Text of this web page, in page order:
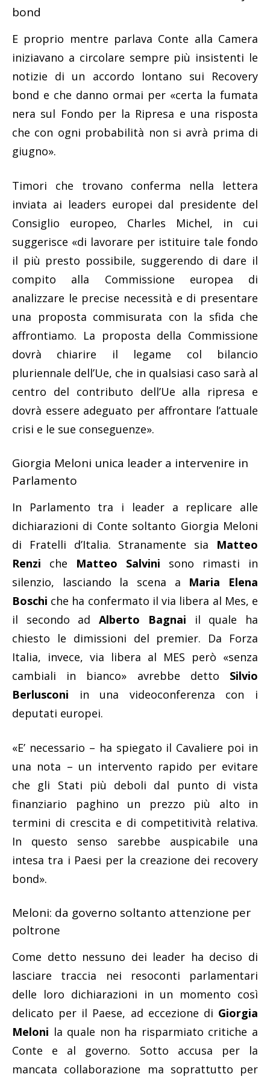
bond
E proprio mentre parlava Conte alla Camera
iniziavano a circolare sempre più insistenti le
notizie di un accordo lontano sui Recovery
bond e che danno ormai per «certa la fumata
nera sul Fondo per la Ripresa e una risposta
che con ogni probabilità non si avrà prima di
giugno».
Timori che trovano conferma nella lettera
inviata ai leaders europei dal presidente del
Consiglio europeo, Charles Michel, in cui
suggerisce «di lavorare per istituire tale fondo
il più presto possibile, suggerendo di dare il
compito alla Commissione europea di
analizzare le precise necessità e di presentare
una proposta commisurata con la sfida che
affrontiamo. La proposta della Commissione
dovrà chiarire il legame col bilancio
pluriennale dell’Ue, che in qualsiasi caso sarà al
centro del contributo dell’Ue alla ripresa e
dovrà essere adeguato per affrontare l’attuale
crisi e le sue conseguenze».
Giorgia Meloni unica leader a intervenire in
Parlamento
In Parlamento tra i leader a replicare alle
dichiarazioni di Conte soltanto Giorgia Meloni
di Fratelli d’Italia. Stranamente sia Matteo
Renzi che Matteo Salvini sono rimasti in
silenzio, lasciando la scena a Maria Elena
Boschi che ha confermato il via libera al Mes, e
il secondo adAlberto Bagnai il quale ha
chiesto le dimissioni del premier. Da Forza
Italia, invece, via libera al MES però «senza
cambiali in bianco» avrebbe detto Silvio
Berlusconi in una videoconferenza con i
deputati europei.
«E’ necessario – ha spiegato il Cavaliere poi in
una nota – un intervento rapido per evitare
che gli Stati più deboli dal punto di vista
finanziario paghino un prezzo più alto in
termini di crescita e di competitività relativa.
In questo senso sarebbe auspicabile una
intesa tra i Paesi per la creazione dei recovery
bond».
Meloni: da governo soltanto attenzione per
poltrone
Come detto nessuno dei leader ha deciso di
lasciare traccia nei resoconti parlamentari
delle loro dichiarazioni in un momento così
delicato per il Paese, ad eccezione di Giorgia
Meloni la quale non ha risparmiato critiche a
Conte e al governo. Sotto accusa per la
mancata collaborazione ma soprattutto per